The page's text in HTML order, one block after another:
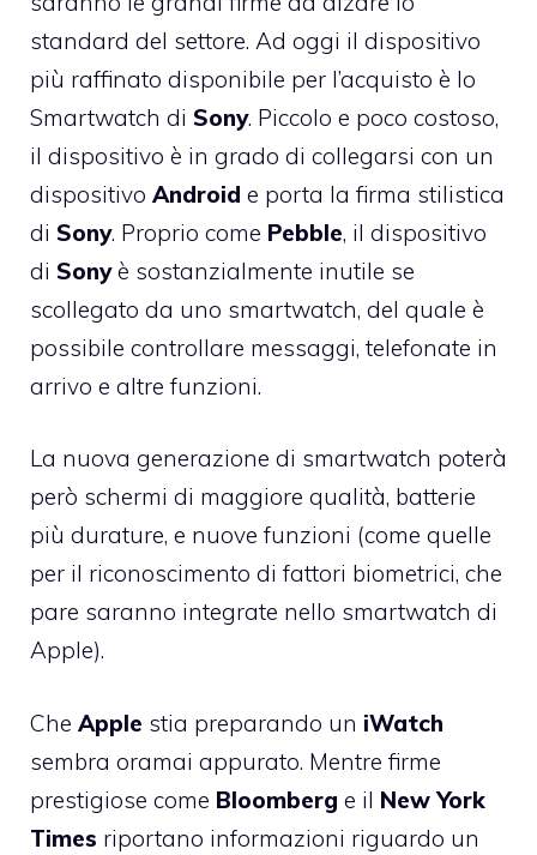
standard del settore. Ad oggi il dispositivo
più raffinato disponibile per l’acquisto è lo
Smartwatch di Sony. Piccolo e poco costoso,
il dispositivo è in grado di collegarsi con un
dispositivo Android e porta la firma stilistica
di Sony. Proprio come Pebble, il dispositivo
di Sonyè sostanzialmente inutile se
scollegato da uno smartwatch, del quale è
possibile controllare messaggi, telefonate in
arrivo e altre funzioni.
La nuova generazione di smartwatch poterà
però schermi di maggiore qualità, batterie
più durature, e nuove funzioni (come quelle
per il riconoscimento di fattori biometrici, che
pare saranno integrate nello smartwatch di
Apple).
Che Apple stia preparando un iWatch
sembra oramai appurato. Mentre firme
prestigiose come Bloomberg e il New York
Times riportano informazioni riguardo un